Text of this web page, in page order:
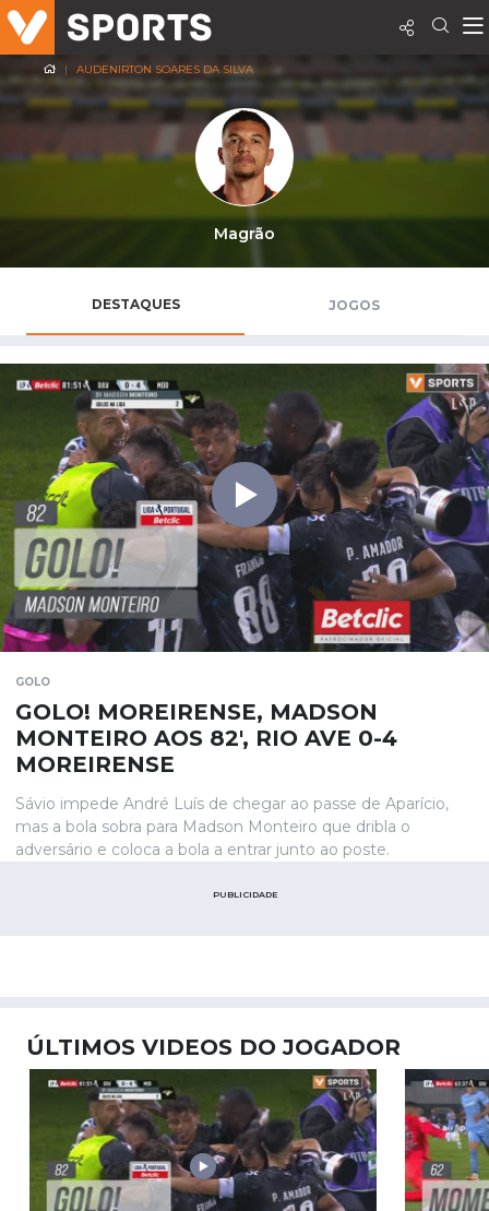
AUDENIRTON SOARES DA SILVA
Magrão
DESTAQUES JOGOS
GOLO
GOLO! MOREIRENSE, MADSON
MONTEIRO AOS 82', RIO AVE 0-4
MOREIRENSE
Sávio impede André Luís de chegar ao passe de Aparício,
mas a bola sobra para Madson Monteiro que dribla o
adversário e coloca a bola a entrar junto ao poste.
PUBLICIDADE
ÚLTIMOS VIDEOS DO JOGADOR